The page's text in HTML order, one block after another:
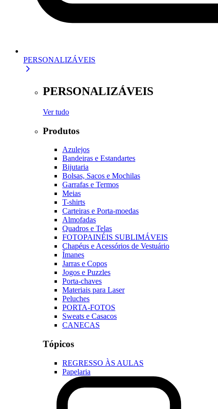
PERSONALIZÁVEIS
PERSONALIZÁVEIS
Ver tudo
Produtos
Azulejos
Bandeiras e Estandartes
Bijutaria
Bolsas, Sacos e Mochilas
Garrafas e Termos
Meias
T-shirts
Carteiras e Porta-moedas
Almofadas
Quadros e Telas
FOTOPAINÉIS SUBLIMÁVEIS
Chapéus e Acessórios de Vestuário
Ímanes
Jarras e Copos
Jogos e Puzzles
Porta-chaves
Materiais para Laser
Peluches
PORTA-FOTOS
Sweats e Casacos
CANECAS
Tópicos
REGRESSO ÀS AULAS
Papelaria